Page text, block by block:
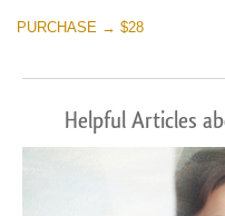
PURCHASE → $28
Helpful Articles